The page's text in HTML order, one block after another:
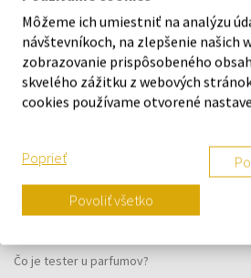
VŠETKO O NÁKUPE
Vernostný systém
Všeobecné obchodné podmienky
Reklamačný formulár
Kedy obdržím objednaný tovar?
Čo je tester u parfumov?
Môžeme ich umiestniť na analýzu
návštevníkoch, na zlepšenie našich
zobrazovanie prispôsobeného
skvelého zážitku z webových
cookies používame otvorené
Poprieť
Povoliť všetko